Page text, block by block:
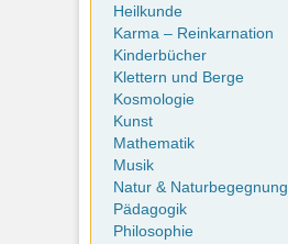
Heilkunde
Karma – Reinkarnation
Kinderbücher
Klettern und Berge
Kosmologie
Kunst
Mathematik
Musik
Natur & Naturbegegnung
Pädagogik
Philosophie